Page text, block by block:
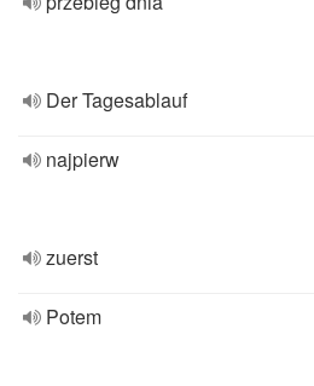
Der Tagesablauf
najpierw
zuerst
Potem